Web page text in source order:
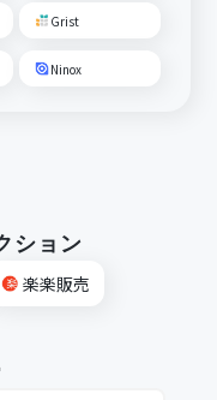
Grist
Ninox
ション
楽楽販売